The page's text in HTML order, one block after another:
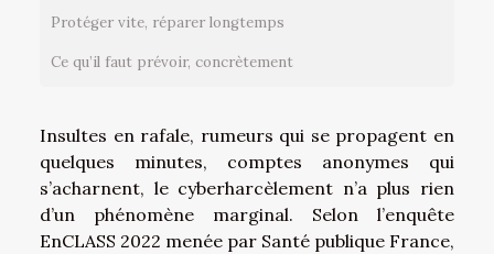
Protéger vite, réparer longtemps
Ce qu’il faut prévoir, concrètement
Insultes en rafale, rumeurs qui se propagent en
quelques minutes, comptes anonymes qui
s’acharnent, le cyberharcèlement n’a plus rien
d’un phénomène marginal. Selon l’enquête
EnCLASS 2022 menée par Santé publique France,